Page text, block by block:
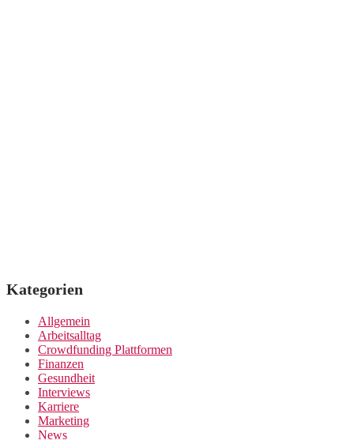
Kategorien
Allgemein
Arbeitsalltag
Crowdfunding Plattformen
Finanzen
Gesundheit
Interviews
Karriere
Marketing
News